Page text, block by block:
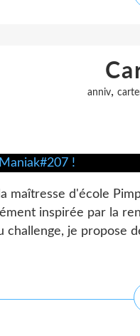
anniv,
maîtresse d'école
inspirée par la
challenge, je propose